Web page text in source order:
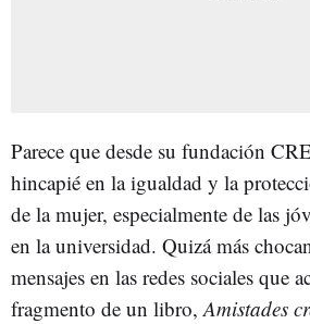
Parece que desde su fundación
hincapié en la igualdad y la
de la mujer, especialmente de las
en la universidad. Quizá más
mensajes en las redes sociales que
fragmento de un libro, Amistades